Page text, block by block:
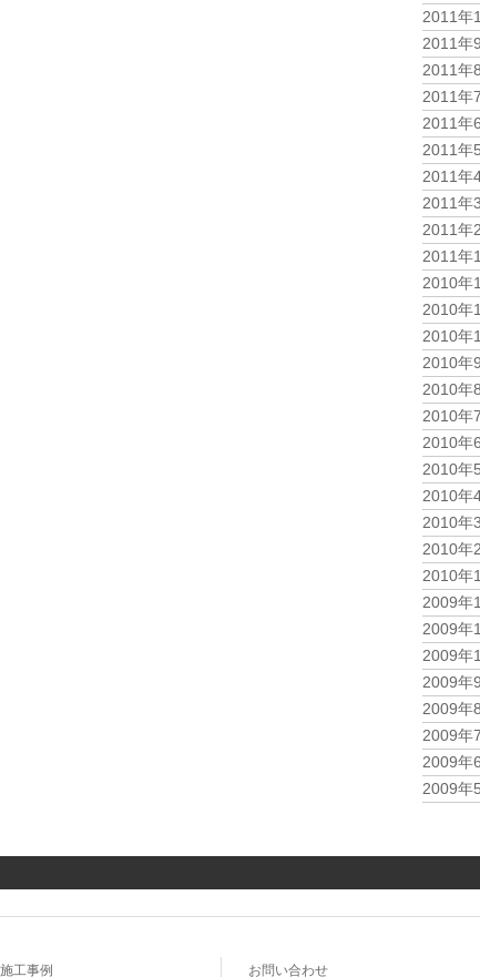
2011年
2011年
2011年
2011年
2011年
2011年
2011年
2011年
2011年
2011年
2010年
2010年
2010年
2010年
2010年
2010年
2010年
2010年
2010年
2010年
2010年
2010年
2009年
2009年
2009年
2009年
2009年
2009年
2009年
2009年
施工事例 お問い合わせ